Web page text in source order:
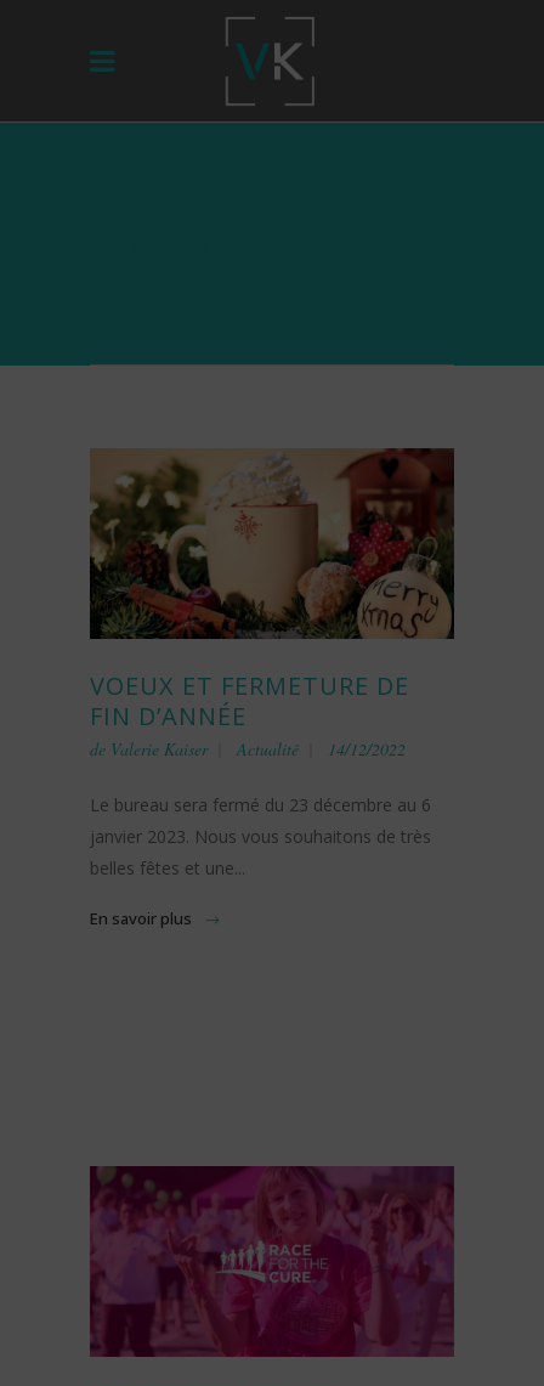
VOEUX ET FERMETURE DE
FIN D’ANNÉE
de Valerie Kaiser Actualité 14/12/2022
Le bureau sera fermé du 23 décembre au 6
janvier 2023. Nous vous souhaitons de très
belles fêtes et une...
En savoir plus